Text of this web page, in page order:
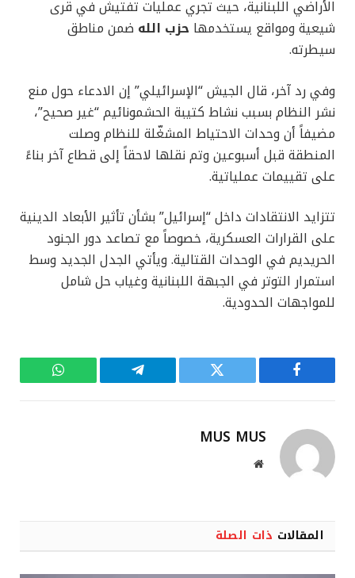
الأراضي اللبنانية، حيث تجري عمليات تفتيش في قرى
شيعية ومواقع يستخدمها حزب الله ضمن مناطق
سيطرته.
وفي رد آخر، قال الجيش “الإسرائيلي” إن الادعاء حول منع
نشر النظام بسبب نشاط كتيبة الحشمونائيم “غير صحيح”،
مضيفاً أن وحدات الاحتياط المشغّلة للنظام وصلت
المنطقة قبل أسبوعين وتم نقلها لاحقاً إلى قطاع آخر بناءً
على تقييمات عملياتية.
تتزايد الانتقادات داخل “إسرائيل” بشأن تأثير الأبعاد الدينية
على القرارات العسكرية، خصوصاً مع تصاعد دور الجنود
الحريديم في الوحدات القتالية. ويأتي الجدل الجديد وسط
استمرار التوتر في الجبهة اللبنانية وغياب حل شامل
للمواجهات الحدودية.
فيسبوك تويتر تيلقرام واتساب
MUS MUS
موقع
المقالات ذات الصلة